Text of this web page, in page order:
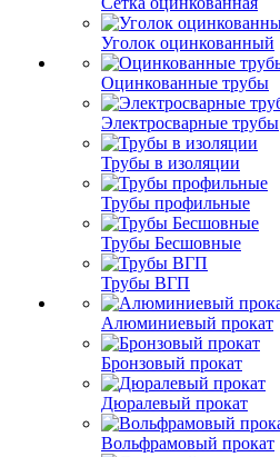
Уголок оцинкованный
Оцинкованные трубы
Электросварные трубы
Трубы в изоляции
Трубы профильные
Трубы Бесшовные
Трубы ВГП
Алюминиевый прокат
Бронзовый прокат
Дюралевый прокат
Вольфрамовый прокат